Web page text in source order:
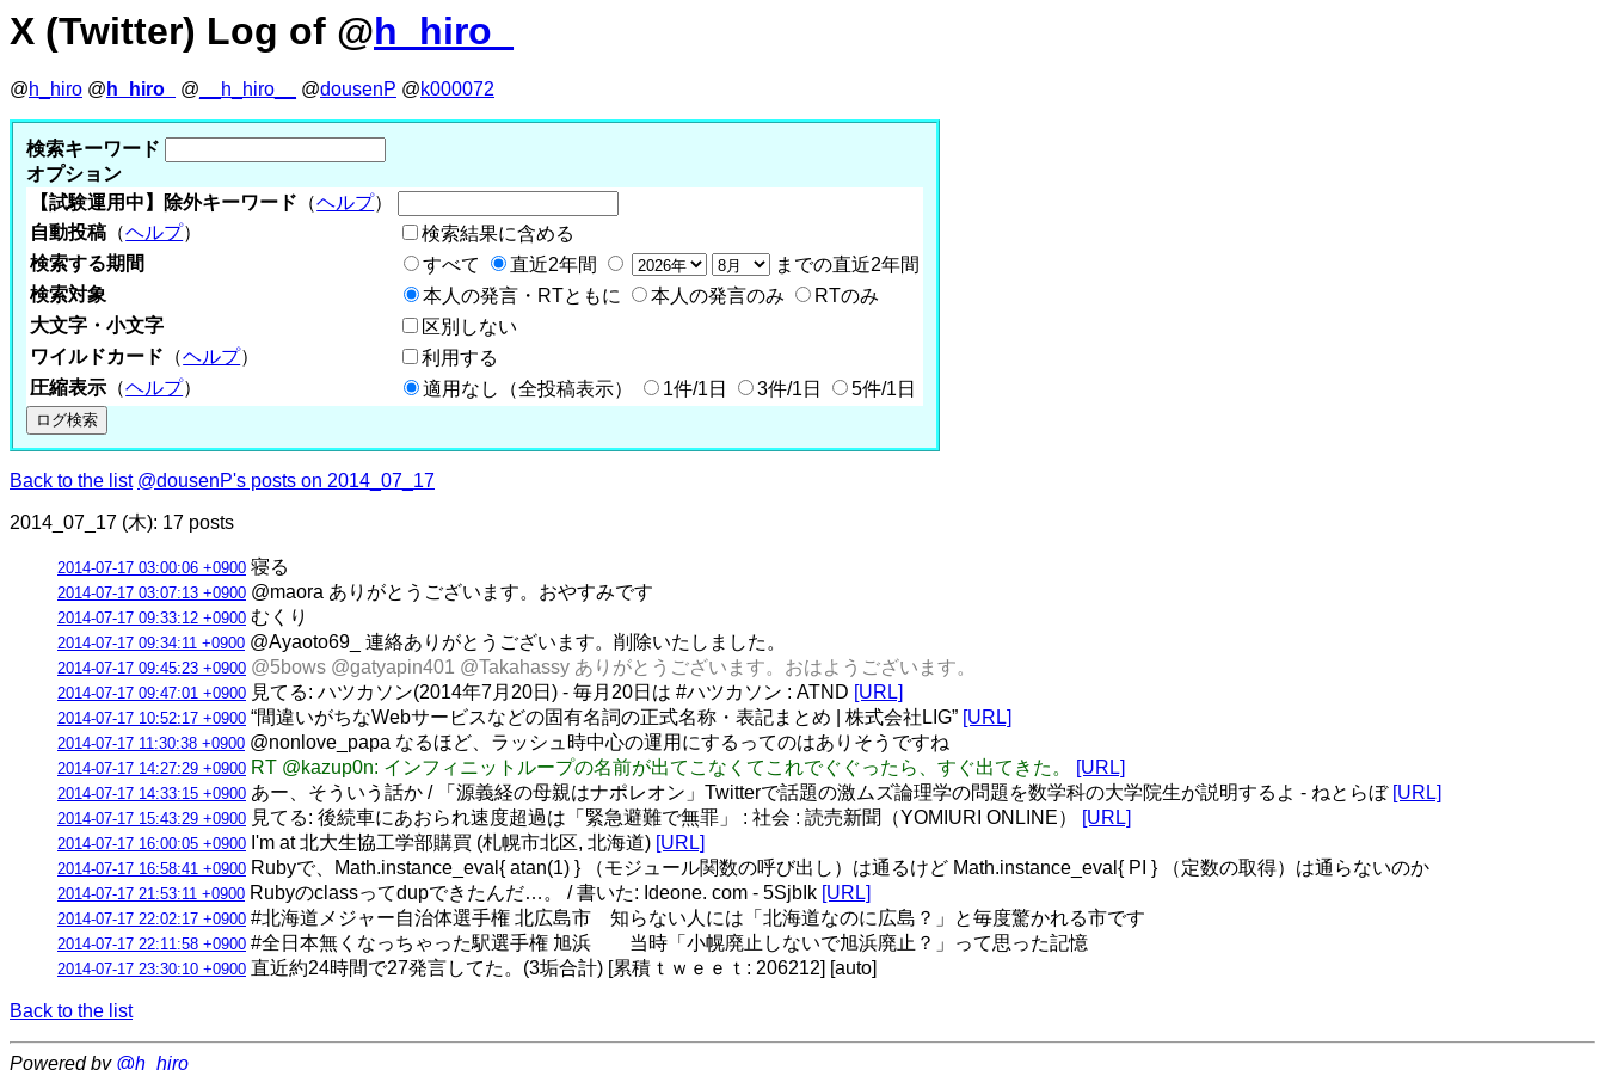
X (Twitter) Log of @h_hiro_
@h_hiro @ h_hiro_ @ __h_hiro__ @dousenP @k000072
検索キーワード
オプション
【試験運用中】除外キーワード （ヘルプ）
自動投稿 （ヘルプ）
検索結果に含める
検索する期間
すべて 直近2年間
までの直近2年間
検索対象
本人の発言・RTともに 本人の発言のみ
RTのみ
大文字・小文字
区別しない
ワイルドカード （ヘルプ）
利用する
圧縮表示 （ヘルプ） 適用なし（全投稿表示） 1件/1日 3件/1日 5件/1日
Back to the list @dousenP's posts on 2014_07_17
2014_07_17 (木): 17 posts
2014-07-17 03:00:06 +0900 寝る
2014-07-17 03:07:13 +0900 @maora ありがとうございます。おやすみです
2014-07-17 09:33:12 +0900 むくり
2014-07-17 09:34:11 +0900 @Ayaoto69_ 連絡ありがとうございます。削除いたしました。
2014-07-17 09:45:23 +0900 @5bows @gatyapin401 @Takahassy ありがとうございます。おはようございます。
2014-07-17 09:47:01 +0900 見てる: ハツカソン(2014年7月20日) - 毎月20日は #ハツカソン : ATND [URL]
2014-07-17 10:52:17 +0900 “間違いがちなWebサービスなどの固有名詞の正式名称・表記まとめ | 株式会社LIG” [URL]
2014-07-17 11:30:38 +0900 @nonlove_papa なるほど、ラッシュ時中心の運用にするってのはありそうですね
2014-07-17 14:27:29 +0900 RT @kazup0n: インフィニットループの名前が出てこなくてこれでぐぐったら、すぐ出てきた。 [URL]
2014-07-17 14:33:15 +0900 あー、そういう話か / 「源義経の母親はナポレオン」Twitterで話題の激ムズ論理学の問題を数学科の大学院生が説明するよ - ねとらぼ [URL]
2014-07-17 15:43:29 +0900 見てる: 後続車にあおられ速度超過は「緊急避難で無罪」 : 社会 : 読売新聞（YOMIURI ONLINE） [URL]
2014-07-17 16:00:05 +0900 I'm at 北大生協工学部購買 (札幌市北区, 北海道) [URL]
2014-07-17 16:58:41 +0900 Rubyで、Math.instance_eval{ atan(1) } （モジュール関数の呼び出し）は通るけど Math.instance_eval{ PI } （定数の取得）は通らないのか
2014-07-17 21:53:11 +0900 Rubyのclassってdupできたんだ…。 / 書いた: Ideone. com - 5SjbIk [URL]
2014-07-17 22:02:17 +0900 #北海道メジャー自治体選手権 北広島市 知らない人には「北海道なのに広島？」と毎度驚かれる市です
2014-07-17 22:11:58 +0900 #全日本無くなっちゃった駅選手権 旭浜 当時「小幌廃止しないで旭浜廃止？」って思った記憶
2014-07-17 23:30:10 +0900 直近約24時間で27発言してた。(3垢合計) [累積ｔｗｅｅｔ: 206212] [auto]
Back to the list
Powered by @h_hiro_